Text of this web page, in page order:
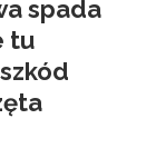
spada
tu